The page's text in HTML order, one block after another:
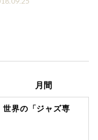
月間
界の「ジャズ専